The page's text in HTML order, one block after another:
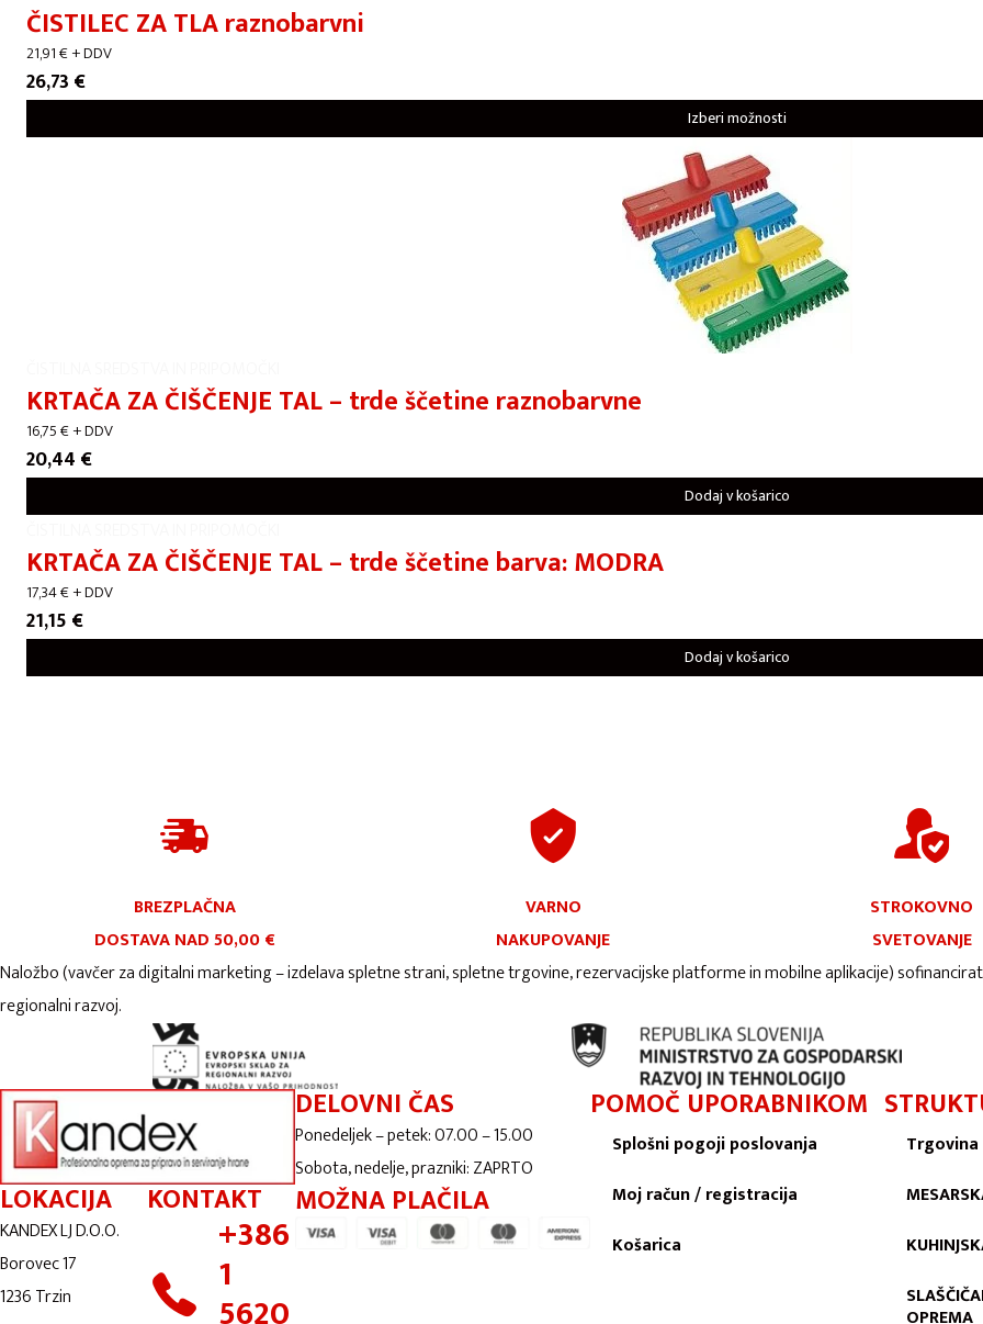
ČISTILEC ZA TLA raznobarvni
21,91€+ DDV
26,73 €
Izberi možnosti
KRTAČA ZA ČIŠČENJE TAL – trde ščetine raznobarvne
16,75€+ DDV
20,44 €
Dodaj v košarico
KRTAČA ZA ČIŠČENJE TAL – trde ščetine barva: MODRA
17,34€+ DDV
21,15 €
Dodaj v košarico
BREZPLAČNA
DOSTAVA NAD 50,00 €
VARNO
NAKUPOVANJE
STROKOVNO
SVETOVANJE
Naložbo (vavčer za digitalni marketing – izdelava spletne strani, spletne trgovine, rezervacijske platforme in mobilne aplikacije)
regionalni razvoj.
LOKACIJA
KANDEX LJ D.O.O.
Borovec 17
1236 Trzin
KONTAKT
+386
1
DELOVNI ČAS
Ponedeljek – petek: 07.00 – 15.00
Sobota, nedelje, prazniki: ZAPRTO
MOŽNA PLAČILA
POMOČ UPORABNIKOM
Splošni pogoji poslovanja
Moj račun / registracija
Košarica
Trgovina
OPREMA